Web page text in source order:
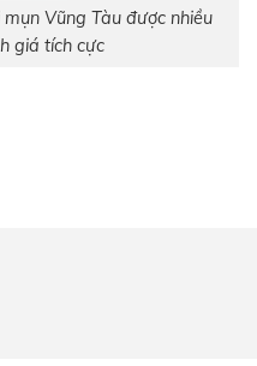
Vũng Tàu được nhiều
giá tích cực